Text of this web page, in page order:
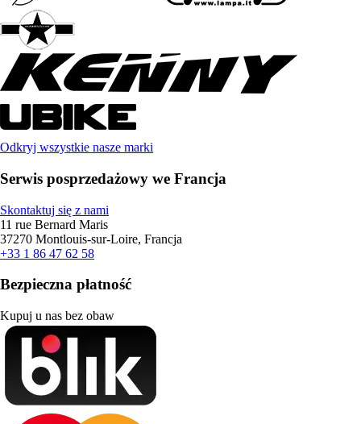
Odkryj wszystkie nasze marki
Serwis posprzedażowy we Francja
Skontaktuj się z nami
11 rue Bernard Maris
37270 Montlouis-sur-Loire, Francja
+33 1 86 47 62 58
Bezpieczna płatność
Kupuj u nas bez obaw